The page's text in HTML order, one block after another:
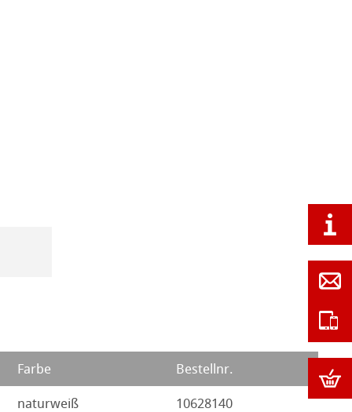
Farbe Bestellnr.
naturweiß 10628140